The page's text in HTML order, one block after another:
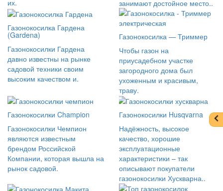
их.
занимают достойное место..
Газонокосилка Гардена
(Gardena)
Газонокосилки Гардена
давно известны на рынке
садовой техники своим
высоким качеством и.
Газонокосилка — Триммер
Чтобы газон на
приусадебном участке
загородного дома был
ухоженным и красивым,
траву.
Газонокосилки Champion
Газонокосилки Чемпион
являются известным
брендом Российской
Компании, которая вышла на
рынок садовой.
Газонокосилки Husqvarna
Надёжность, высокое
качество, хорошие
эксплуатационные
характеристики – так
описывают покупатели
газонокосилки Хускварна..